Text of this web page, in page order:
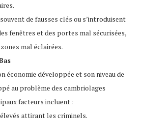
de fausses clés ou s’introduisent
fenêtres et des portes mal sécurisées,
mal éclairées.
économie développée et son niveau de
au problème des cambriolages
facteurs incluent :
attirant les criminels.